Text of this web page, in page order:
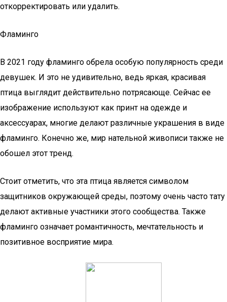
откорректировать или удалить.
Фламинго
В 2021 году фламинго обрела особую популярность среди
девушек. И это не удивительно, ведь яркая, красивая
птица выглядит действительно потрясающе. Сейчас ее
изображение используют как принт на одежде и
аксессуарах, многие делают различные украшения в виде
фламинго. Конечно же, мир нательной живописи также не
обошел этот тренд.
Стоит отметить, что эта птица является символом
защитников окружающей среды, поэтому очень часто тату
делают активные участники этого сообщества. Также
фламинго означает романтичность, мечтательность и
позитивное восприятие мира.